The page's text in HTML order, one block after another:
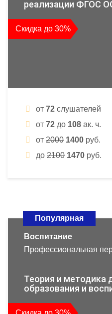
реализации ФГОС
Скидка до 30%
от 72 слушателей
от 72 до 108 ак. ч.
от 2000 1400 руб.
до 2100 1470 руб.
Популярная
Воспитание
Профессиональная
Теория и методика
образования и